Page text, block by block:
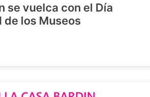
se vuelca con el Día
de los Museos